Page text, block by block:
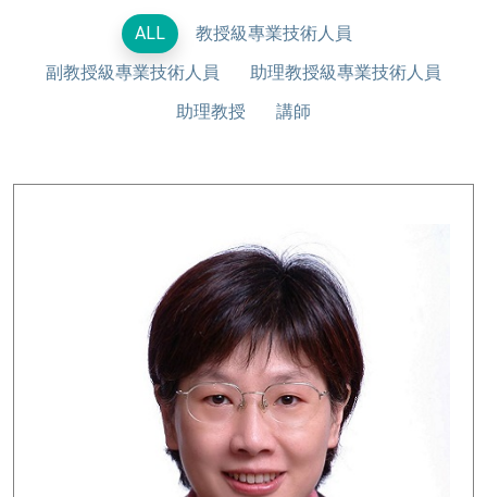
ALL
教授級專業技術人員
副教授級專業技術人員
助理教授級專業技術人員
助理教授
講師